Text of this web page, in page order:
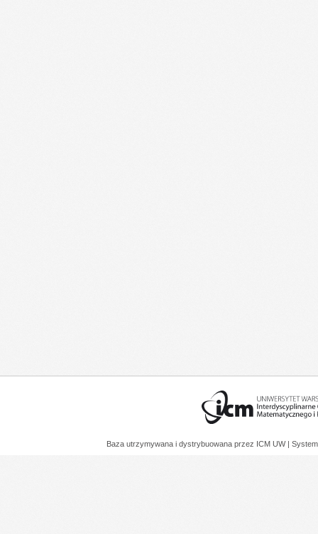
Baza utrzymywana i dystrybuowana przez ICM UW |